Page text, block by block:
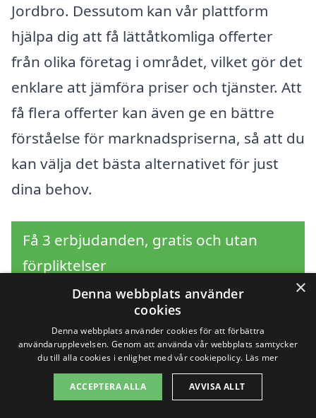
Jordbro. Dessutom kan vår plattform
hjälpa dig att få lättåtkomliga offerter
från olika företag i området, vilket gör det
enklare att jämföra priser och tjänster. Att
få flera offerter kan även ge en bättre
förståelse för marknadspriserna, så att du
kan välja det bästa alternativet för just
dina behov.
Få 3 erbjudanden, gratis och utan
förpliktelser
Sök efter en
professionell för
trädgårdsarbete i andra
×
Denna webbplats använder
cookies
Denna webbplats använder cookies för att förbättra
användarupplevelsen. Genom att använda vår webbplats samtycker
du till alla cookies i enlighet med vår cookiepolicy. Läs mer
ACCEPTERA ALLA AVVISA ALLT